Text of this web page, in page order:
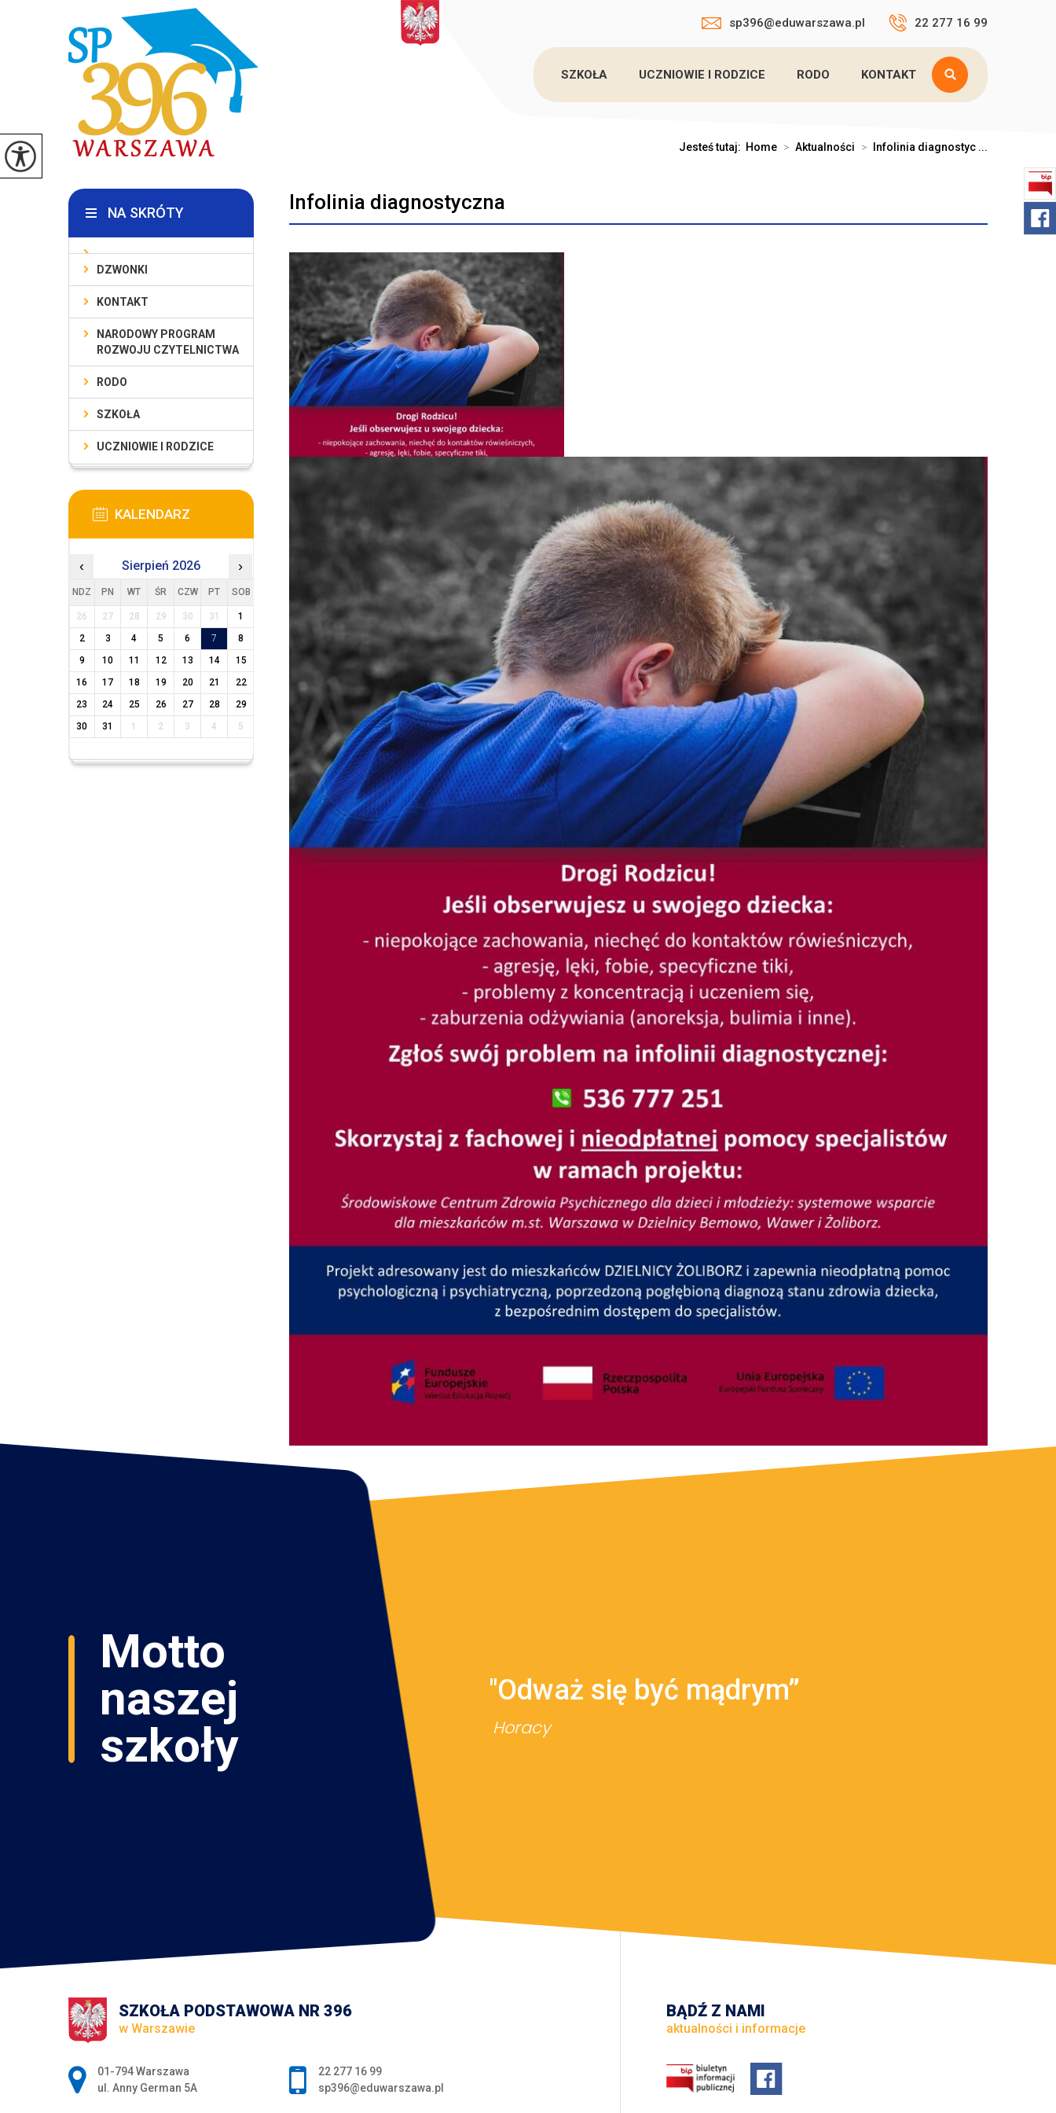
sp396@eduwarszawa.pl 22 277 16 99
SZKOŁA UCZNIOWIE I RODZICE RODO KONTAKT
Jesteś tutaj: Home > Aktualności > Infolinia diagnostyc ...
Infolinia diagnostyczna
NA SKRÓTY
DZWONKI
KONTAKT
NARODOWY PROGRAM
ROZWOJU CZYTELNICTWA
RODO
SZKOŁA
UCZNIOWIE I RODZICE
KALENDARZ
‹ Sierpień 2026 ›
NDZ PN WT ŚR CZW PT SOB
26 27 28 29 30 31
1
2
3 4 5 6 7
8
9
10 11 12 13 14
15
16
17 18 19 20 21
22
23
24 25 26 27 28
29
30
31 1 2 3 4 5
"Odważ się być mądrym”
Horacy
SZKOŁA PODSTAWOWA NR 396
w Warszawie
Adres pocztowy:
01-794 Warszawa
ul. Anny German 5A
22 277 16 99
sp396@eduwarszawa.pl
BĄDŹ Z NAMI
aktualności i informacje